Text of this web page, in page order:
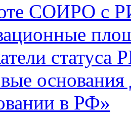
СОИРО с
статуса
в РФ»